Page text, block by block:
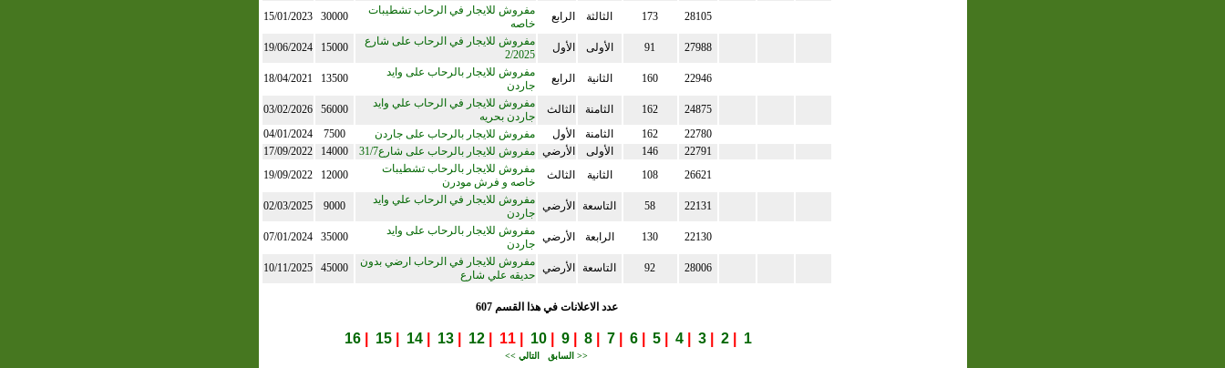
28105
173 الثالثة الرابع
مفروش للايجار في الرحاب تشطيبات
خاصه
30000
15/01/2023
27988
91 الأولى الأول
مفروش للايجار في الرحاب على شارع
2/2025
15000
19/06/2024
22946
160 الثانية الرابع
مفروش للايجار بالرحاب على وايد
جاردن
13500
18/04/2021
24875
162 الثامنة الثالث
مفروش للايجار في الرحاب علي وايد
جاردن بحريه
56000
03/02/2026
22780
162 الثامنة الأول مفروش للايجار بالرحاب على جاردن 7500
04/01/2024
22791
146 الأولى الأرضي مفروش للايجار بالرحاب على شارع31/7 14000
17/09/2022
26621
108 الثانية الثالث
مفروش للايجار بالرحاب تشطيبات
خاصه و فرش مودرن
12000
19/09/2022
22131
58 التاسعة الأرضي
مفروش للايجار في الرحاب علي وايد
جاردن
9000
02/03/2025
22130
130 الرابعة الأرضي
مفروش للايجار بالرحاب على وايد
جاردن
35000
07/01/2024
28006
92 التاسعة الأرضي
مفروش للايجار في الرحاب ارضي بدون
حديقه علي شارع
45000
10/11/2025
عدد الاعلانات في هذا القسم 607
1
2
3
4
5
6
7
8
9
10
12
13
14
15
16
<< السابق التالي >>